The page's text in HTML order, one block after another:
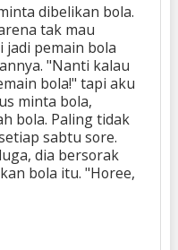
dibelikan bola.
tak mau
jadi pemain bola
"Nanti kalau
bola!" tapi aku
minta bola,
bola. Paling tidak
sabtu sore.
dia bersorak
bola itu. "Horee,